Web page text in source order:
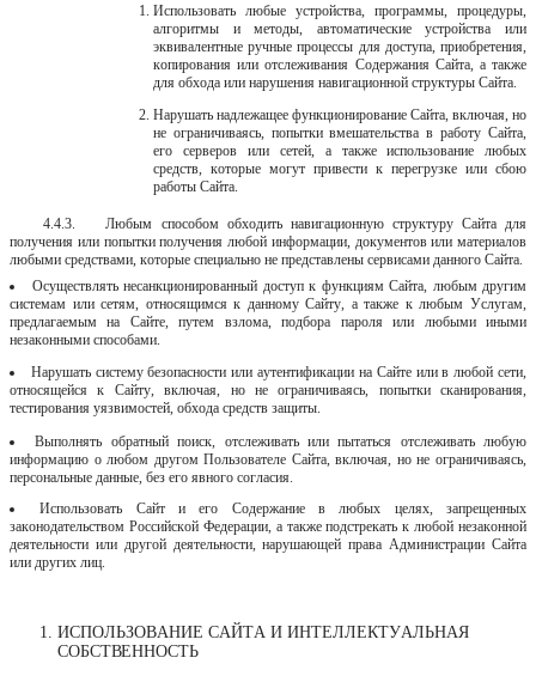
Использовать любые устройства, программы, процедуры,
алгоритмы и методы, автоматические устройства или
эквивалентные ручные процессы для доступа, приобретения,
копирования или отслеживания Содержания Сайта, а также
для обхода или нарушения навигационной структуры Сайта.
Нарушать надлежащее функционирование Сайта, включая, но
не ограничиваясь, попытки вмешательства в работу Сайта,
его серверов или сетей, а
также использование
любых
средств, которые могут привести к перегрузке или сбою
работы Сайта.
4.4.3.
Любым способом обходить навигационную структуру Сайта для
получения или попытки получения любой информации, документов или материалов
любыми средствами, которые специально не представлены сервисами данногоСайта.
Осуществлять несанкционированный доступ к функциям Сайта, любым другим
системам или сетям, относящимся к данному Сайту, а также к любым Услугам,
предлагаемым на Сайте, путем взлома, подбора пароля или любыми иными
незаконными способами.
Нарушать систему безопасности или аутентификации на Сайте или в любой сети,
относящейся к Сайту, включая, но не ограничиваясь, попытки сканирования,
тестирования уязвимостей, обхода средств защиты.
Выполнять обратный поиск, отслеживать или пытаться отслеживать любую
информацию о любом другом Пользователе Сайта, включая, но не ограничиваясь,
персональные данные, без его явного согласия.
Использовать Сайт и его Содержание в любых целях, запрещенных
законодательством Российской Федерации, а также подстрекать к любой незаконной
деятельности или другой деятельности, нарушающей права Администрации Сайта
или других лиц.
ИСПОЛЬЗОВАНИЕ САЙТА И ИНТЕЛЛЕКТУАЛЬНАЯ
СОБСТВЕННОСТЬ